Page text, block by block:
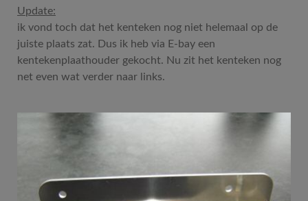
Update:
ik vond toch dat het kenteken nog niet helemaal op de
juiste plaats zat. Dus ik heb via E-bay een
kentekenplaathouder gekocht. Nu zit het kenteken nog
net even wat verder naar links.